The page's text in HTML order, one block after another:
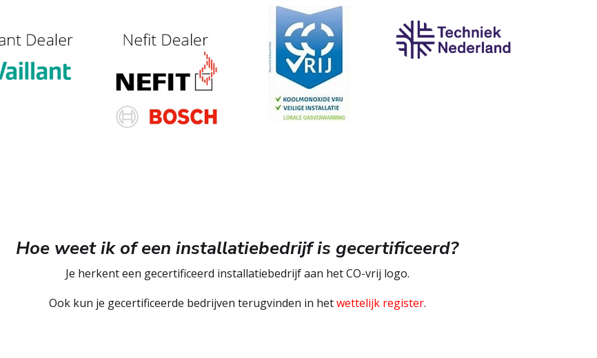
Hoe weet ik of een installatiebedrijf is gecertificeerd?
Je herkent een gecertificeerd installatiebedrijf aan het CO-vrij logo.
Ook kun je gecertificeerde bedrijven terugvinden in hetwettelijk register.